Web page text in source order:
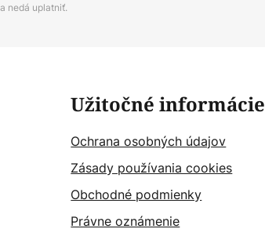
nedá uplatniť.
Užitočné informácie
Ochrana osobných údajov
Zásady používania cookies
Obchodné podmienky
Právne oznámenie